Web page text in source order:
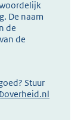
De naam
de
de
Stuur